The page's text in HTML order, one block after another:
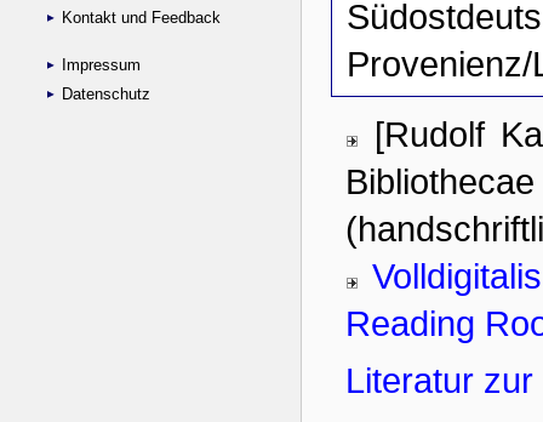
Kontakt und Feedback
Impressum
Datenschutz